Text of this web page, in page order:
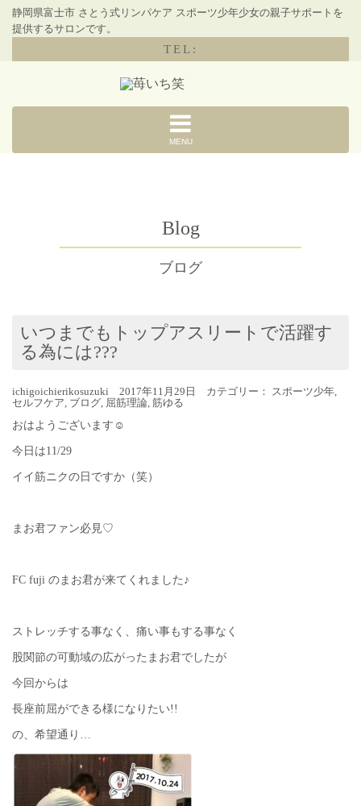
静岡県富士市 さとう式リンパケア スポーツ少年少女の親子サポートを
提供するサロンです。
TEL:
MENU
Blog
ブログ
いつまでもトップアスリートで活躍す
る為には???
ichigoichierikosuzuki 2017年11月29日 カテゴリー： スポーツ少年,
セルフケア, ブログ, 屈筋理論, 筋ゆる
おはようございます☺︎
今日は11/29
イイ筋ニクの日ですか（笑）
まお君ファン必見♡
FC fuji のまお君が来てくれました♪
ストレッチする事なく、痛い事もする事なく
股関節の可動域の広がったまお君でしたが
今回からは
長座前屈ができる様になりたい!!
の、希望通り…